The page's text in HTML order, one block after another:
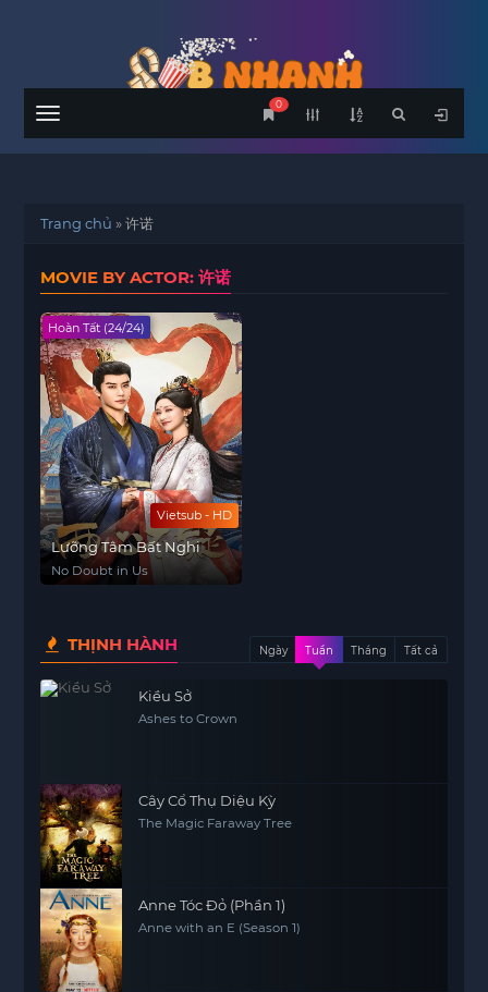
Menu
0
Trang chủ »许诺
MOVIE BY ACTOR: 许诺
Vietsub - HD
Hoàn Tất (24/24)
Lưỡng Tâm Bất Nghi
No Doubt in Us
THỊNH HÀNH Ngày Tuần Tháng Tất cả
Kiều Sở
Ashes to Crown
Cây Cổ Thụ Diệu Kỳ
The Magic Faraway Tree
Anne Tóc Đỏ (Phần 1)
Anne with an E (Season 1)